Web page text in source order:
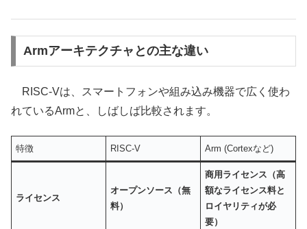
Armアーキテクチャとの主な違い
RISC-Vは、スマートフォンや組み込み機器で広く使わ
れているArmと、しばしば比較されます。
特徴 RISC-V Arm (Cortexなど)
ライセンス
オープンソース（無
料）
商用ライセンス（高
額なライセンス料と
ロイヤリティが必
要）